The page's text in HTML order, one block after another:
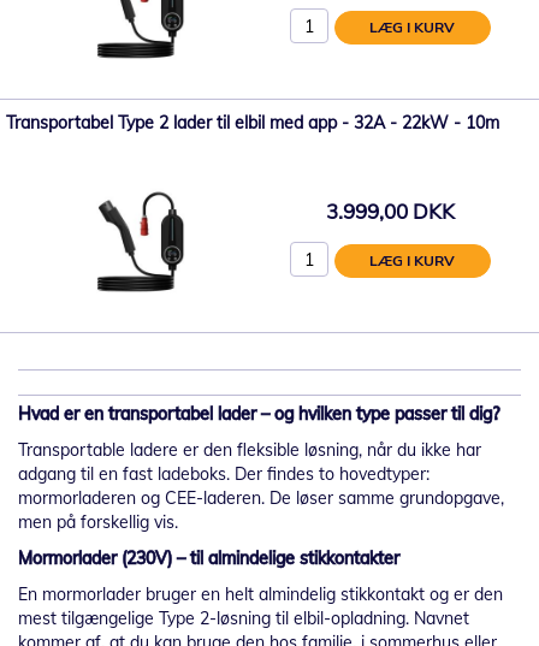
LÆG I KURV
Transportabel Type 2 lader til elbil med app - 32A - 22kW - 10m
3.999,00 DKK
LÆG I KURV
Hvad er en transportabel lader – og hvilken type passer til dig?
Transportable ladere er den fleksible løsning, når du ikke har
adgang til en fast ladeboks. Der findes to hovedtyper:
mormorladeren og CEE-laderen. De løser samme grundopgave,
men på forskellig vis.
Mormorlader (230V) – til almindelige stikkontakter
En mormorlader bruger en helt almindelig stikkontakt og er den
mest tilgængelige Type 2-løsning til elbil-opladning. Navnet